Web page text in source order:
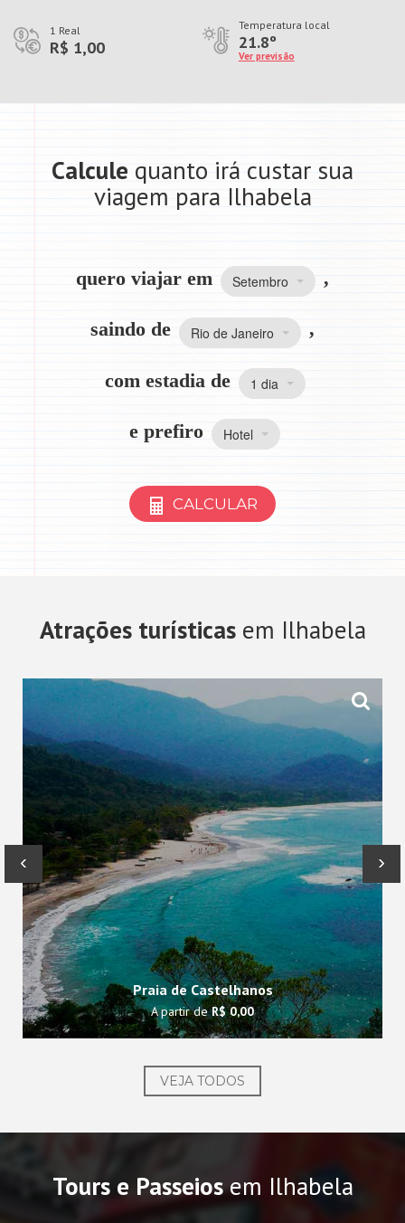
1 Real
R$ 1,00
Temperatura local
21.8º
Ver previsão
Calcule quanto irá custar sua
viagem para Ilhabela
quero viajar em Setembro ,
saindo de Rio de Janeiro ,
com estadia de 1 dia
e prefiro Hotel
CALCULAR
Atrações turísticasem Ilhabela
Praia de Castelhanos
A partir deR$ 0,00
‹ ›
VEJA TODOS
Tours e Passeiosem Ilhabela